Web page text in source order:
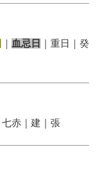
血忌日
｜重日｜癸
七赤｜建｜張